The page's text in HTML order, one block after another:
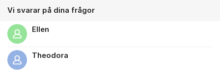
Vi svarar på dina frågor
Ellen
Theodora